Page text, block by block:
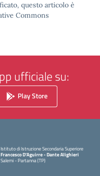
questo articolo è
Commons
ufficiale su:
Play Store
Istituto di Istruzione Secondaria Superiore
Francesco D'Aguirre - Dante Alighieri
Salemi - Partanna (TP)